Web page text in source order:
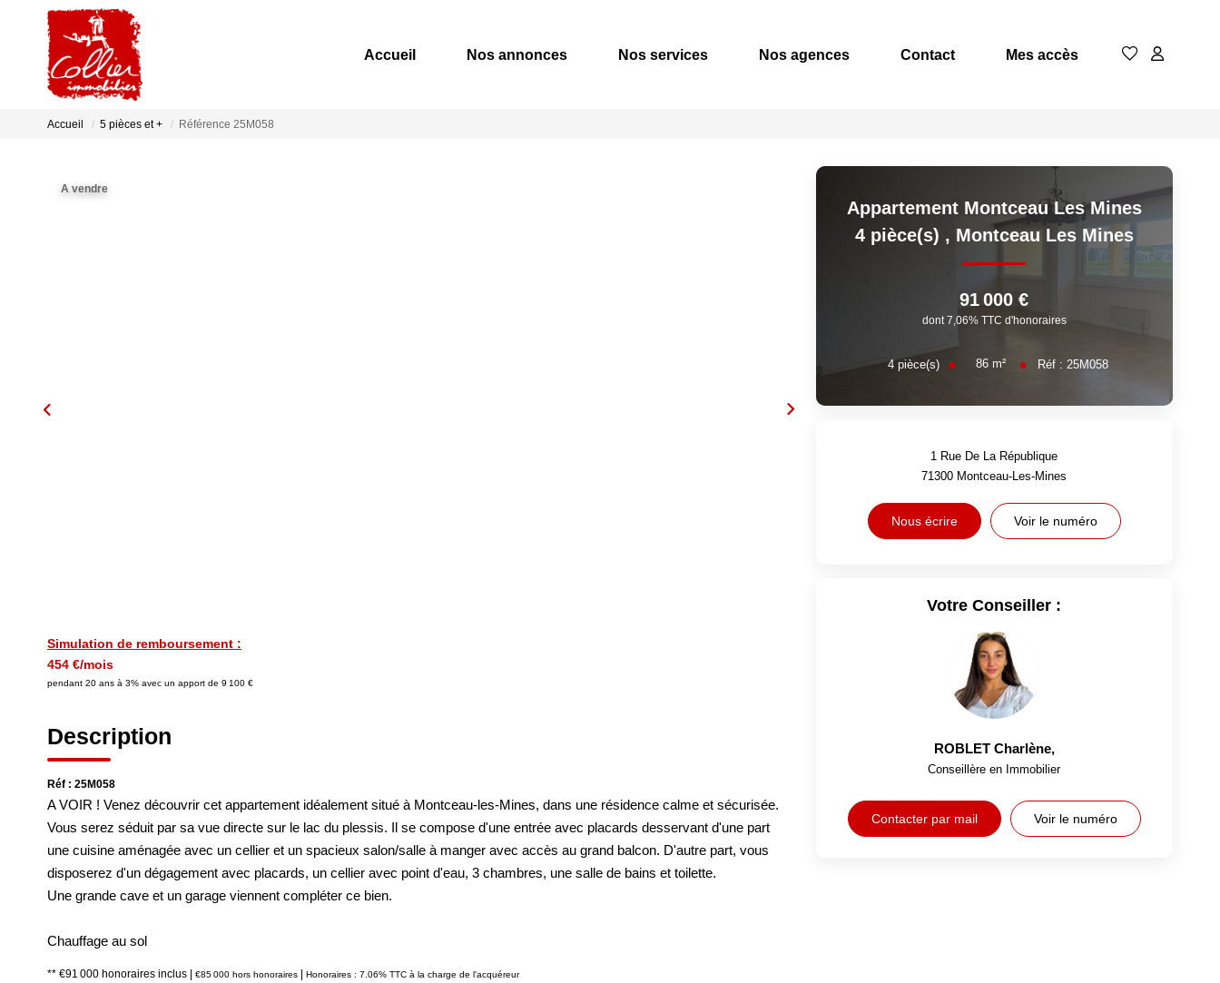
Accueil Nos annonces Nos services Nos agences Contact Mes accès
Accueil 5 pièces et + Référence 25M058
A vendre
Simulation de remboursement :
454 €/mois
pendant 20 ans à 3% avec un apport de 9 100 €
Description
Réf : 25M058
A VOIR ! Venez découvrir cet appartement idéalement situé à Montceau-les-Mines, dans une résidence calme et sécurisée.
Vous serez séduit par sa vue directe sur le lac du plessis. Il se compose d'une entrée avec placards desservant d'une part
une cuisine aménagée avec un cellier et un spacieux salon/salle à manger avec accès au grand balcon. D'autre part, vous
disposerez d'un dégagement avec placards, un cellier avec point d'eau, 3 chambres, une salle de bains et toilette.
Une grande cave et un garage viennent compléter ce bien.
Chauffage au sol
** €91 000 honoraires inclus €85 000 hors honoraires Honoraires : 7.06% TTC à la charge de l'acquéreur
Appartement Montceau Les Mines
4 pièce(s) , Montceau Les Mines
91 000 €
dont 7,06% TTC d'honoraires
4 pièce(s) 86 m² Réf : 25M058
1 Rue De La République
71300 Montceau-Les-Mines
Nous écrire Voir le numéro
Votre Conseiller :
ROBLET Charlène,
Conseillère en Immobilier
Contacter par mail Voir le numéro